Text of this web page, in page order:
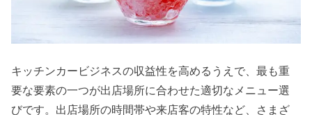
キッチンカービジネスの収益性を高めるうえで、最も重
要な要素の一つが出店場所に合わせた適切なメニュー選
びです。出店場所の時間帯や来店客の特性など、さまざ